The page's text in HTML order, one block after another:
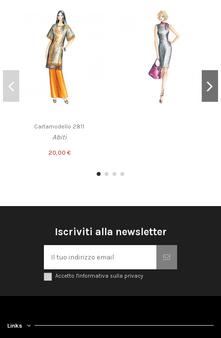
Cartamodello 2811
Abiti
20,00 €
Iscriviti alla newsletter
Accetto l'informativa sulla privacy
Links